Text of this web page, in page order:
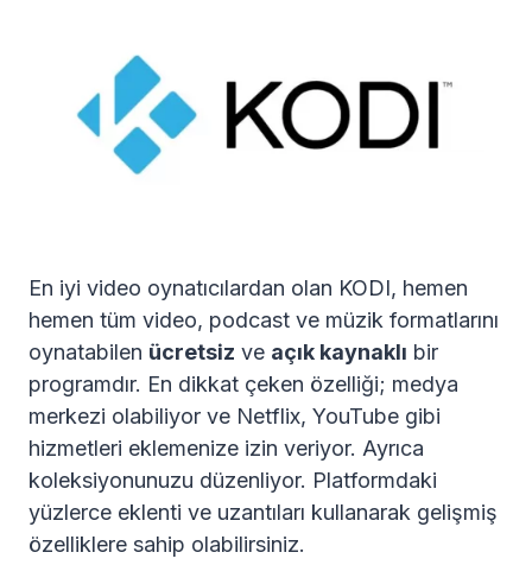
En iyi video oynatıcılardan olan KODI, hemen
hemen tüm video, podcast ve müzik formatlarını
oynatabilen ücretsiz ve açık kaynaklı bir
programdır. En dikkat çeken özelliği; medya
merkezi olabiliyor ve Netflix, YouTube gibi
hizmetleri eklemenize izin veriyor. Ayrıca
koleksiyonunuzu düzenliyor. Platformdaki
yüzlerce eklenti ve uzantıları kullanarak gelişmiş
özelliklere sahip olabilirsiniz.